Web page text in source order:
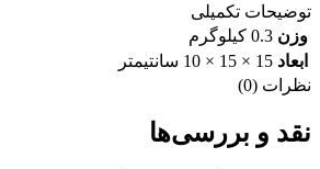
توضیحات تکمیلی
وزن 0.3 کیلوگرم
ابعاد 15 × 15 × 10 سانتیمتر
نظرات (0)
نقد و بررسی‌ها